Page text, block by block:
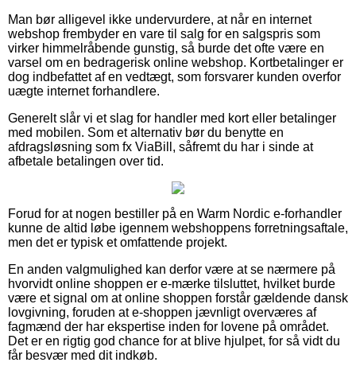
Man bør alligevel ikke undervurdere, at når en internet
webshop frembyder en vare til salg for en salgspris som
virker himmelråbende gunstig, så burde det ofte være en
varsel om en bedragerisk online webshop. Kortbetalinger er
dog indbefattet af en vedtægt, som forsvarer kunden overfor
uægte internet forhandlere.
Generelt slår vi et slag for handler med kort eller betalinger
med mobilen. Som et alternativ bør du benytte en
afdragsløsning som fx ViaBill, såfremt du har i sinde at
afbetale betalingen over tid.
Forud for at nogen bestiller på en Warm Nordic e-forhandler
kunne de altid løbe igennem webshoppens forretningsaftale,
men det er typisk et omfattende projekt.
En anden valgmulighed kan derfor være at se nærmere på
hvorvidt online shoppen er e-mærke tilsluttet, hvilket burde
være et signal om at online shoppen forstår gældende dansk
lovgivning, foruden at e-shoppen jævnligt overværes af
fagmænd der har ekspertise inden for lovene på området.
Det er en rigtig god chance for at blive hjulpet, for så vidt du
får besvær med dit indkøb.